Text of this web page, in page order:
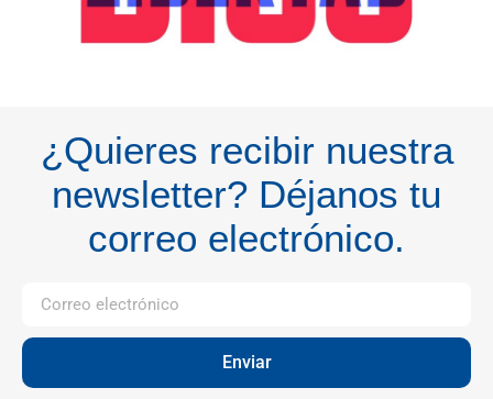
¿Quieres recibir nuestra
newsletter? Déjanos tu
correo electrónico.
Enviar